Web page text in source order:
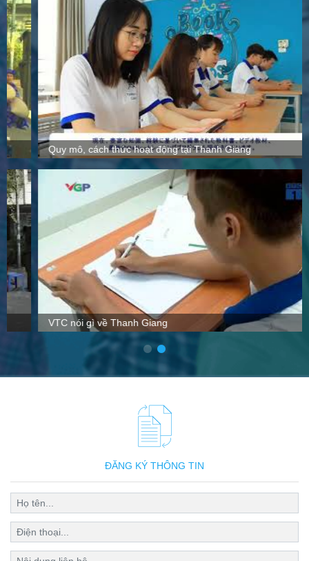
Quy mô, cách thức hoạt động tại Thanh Giang
VTC nói gì về Thanh Giang
ĐĂNG KÝ THÔNG TIN